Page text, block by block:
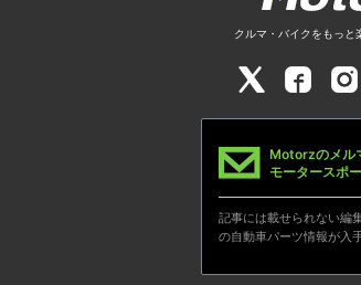
クルマ・バイクをもっと
Motorzのメル
モータースポ
記事には載せられない編
の自動車パーツ情報が入